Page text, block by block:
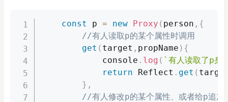
const p = new Proxy ( person , {
//有人读取p的某个属性时调用
get ( target , propName ) {
console . log ( `有人读取了p身
return Reflect . get (
} ,
//有人修改p的某个属性、或者给p追加